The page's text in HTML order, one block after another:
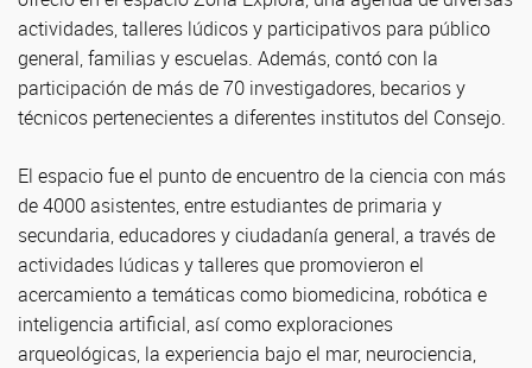
actividades, talleres lúdicos y participativos para público
general, familias y escuelas. Además, contó con la
participación de más de 70 investigadores, becarios y
técnicos pertenecientes a diferentes institutos del Consejo.
El espacio fue el punto de encuentro de la ciencia con más
de 4000 asistentes, entre estudiantes de primaria y
secundaria, educadores y ciudadanía general, a través de
actividades lúdicas y talleres que promovieron el
acercamiento a temáticas como biomedicina, robótica e
inteligencia artificial, así como exploraciones
arqueológicas, la experiencia bajo el mar, neurociencia,